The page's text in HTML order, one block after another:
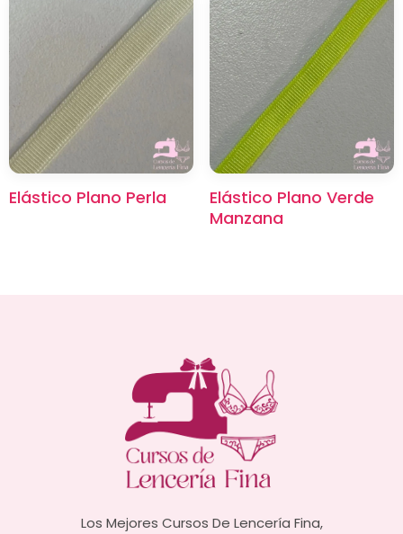
Elástico Plano Perla
Elástico Plano Verde
Manzana
Los Mejores Cursos De Lencería Fina,